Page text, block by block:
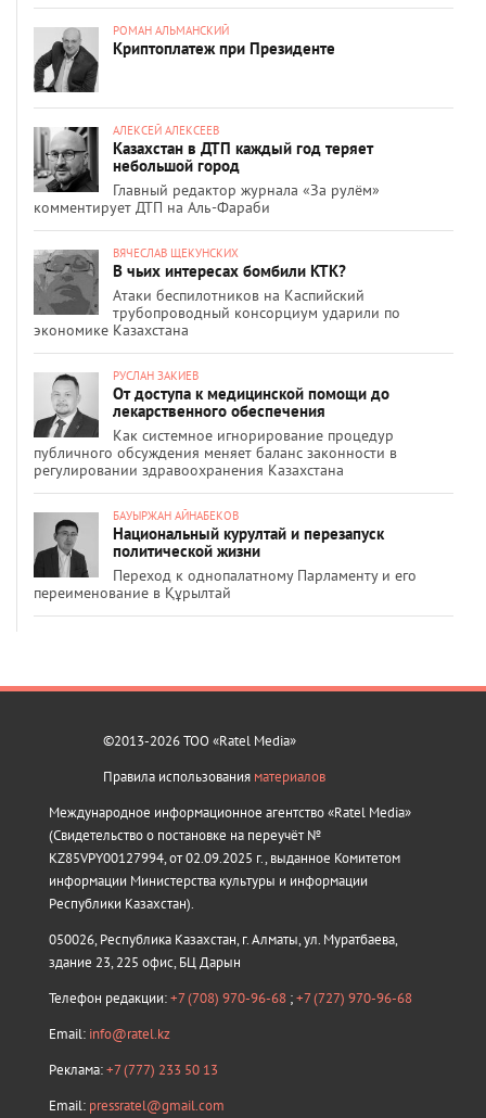
РОМАН АЛЬМАНСКИЙ
Криптоплатеж при Президенте
АЛЕКСЕЙ АЛЕКСЕЕВ
Казахстан в ДТП каждый год теряет
небольшой город
Главный редактор журнала «За рулём»
комментирует ДТП на Аль-Фараби
ВЯЧЕСЛАВ ЩЕКУНСКИХ
В чьих интересах бомбили КТК?
Атаки беспилотников на Каспийский
трубопроводный консорциум ударили по
экономике Казахстана
РУСЛАН ЗАКИЕВ
От доступа к медицинской помощи до
лекарственного обеспечения
Как системное игнорирование процедур
публичного обсуждения меняет баланс законности в
регулировании здравоохранения Казахстана
БАУЫРЖАН АЙНАБЕКОВ
Национальный курултай и перезапуск
политической жизни
Переход к однопалатному Парламенту и его
переименование в Құрылтай
©2013-2026 ТОО «Ratel Media»
Правила использования материалов
Международное информационное агентство «Ratel Media»
(Свидетельство о постановке на переучёт №
KZ85VPY00127994, от 02.09.2025 г., выданное Комитетом
информации Министерства культуры и информации
Республики Казахстан).
050026, Республика Казахстан, г. Алматы, ул. Муратбаева,
здание 23, 225 офис, БЦ Дарын
Телефон редакции:+7 (708) 970-96-68 ;+7 (727) 970-96-68
Email: info@ratel.kz
Реклама:+7 (777) 233 50 13
Email: pressratel@gmail.com